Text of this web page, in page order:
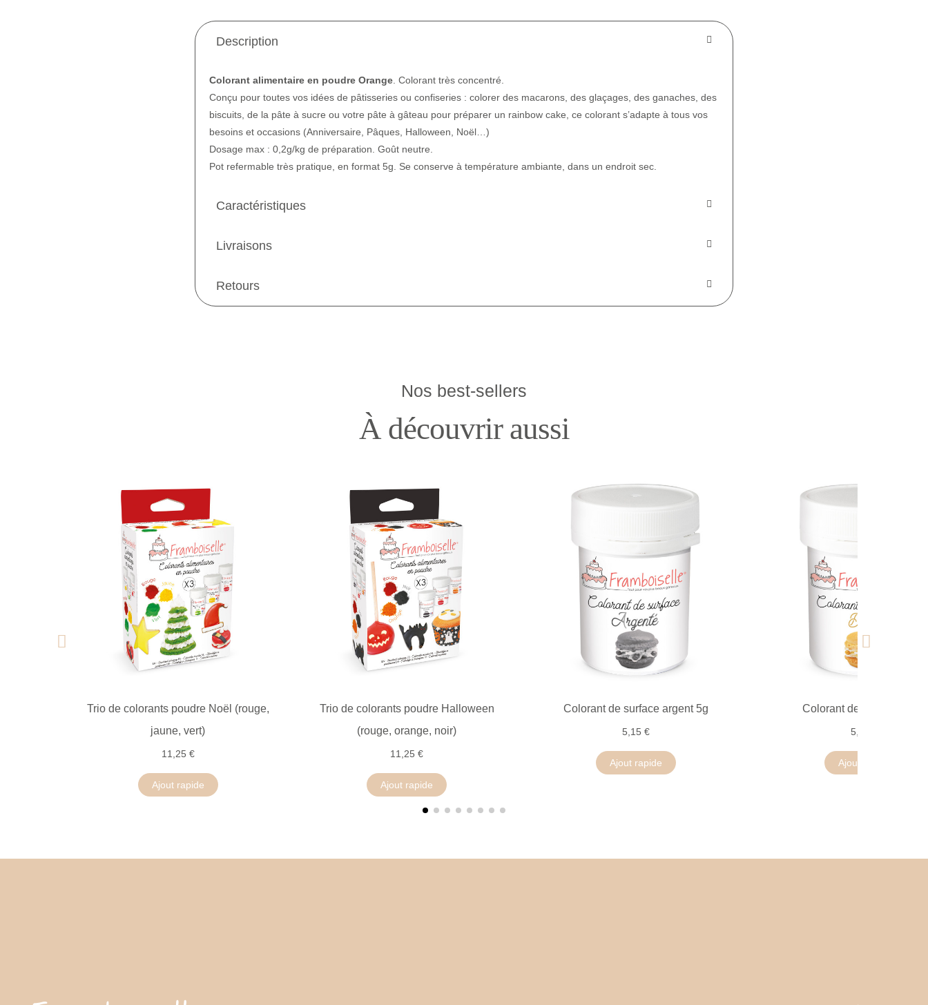
Description
Colorant alimentaire en poudre Orange . Colorant très concentré.
Conçu pour toutes vos idées de pâtisseries ou confiseries : colorer des macarons, des glaçages, des ganaches, des
biscuits, de la pâte à sucre ou votre pâte à gâteau pour préparer un rainbow cake, ce colorant s’adapte à tous vos
besoins et occasions (Anniversaire, Pâques, Halloween, Noël…)
Dosage max : 0,2g/kg de préparation. Goût neutre.
Pot refermable très pratique, en format 5g. Se conserve à température ambiante, dans un endroit sec.
Caractéristiques
Livraisons
Retours
Nos best-sellers
À découvrir aussi
Trio de colorants poudre Noël (rouge,
jaune, vert)
11,25 €
Ajout rapide
Trio de colorants poudre Halloween
(rouge, orange, noir)
11,25 €
Ajout rapide
Colorant de surface argent 5g
5,15 €
Ajout rapide
Colorant de surface or 5g
5,15 €
Ajout rapide